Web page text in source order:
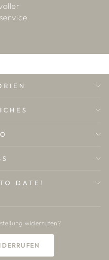
DATE!
neuen
exklusive
zu
und nimm
widerrufen?